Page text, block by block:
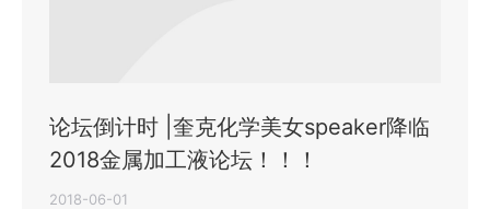
论坛倒计时 |奎克化学美女speaker降临
2018金属加工液论坛！！！
2018-06-01